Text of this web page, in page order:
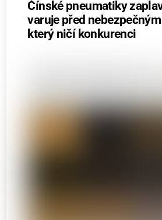
Čínské pneumatiky
varuje před
který ničí konkurenci